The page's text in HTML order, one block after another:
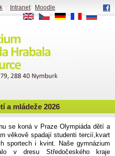
a mládeže 2026
se koná v Praze Olympiáda dětí a
věkově spadají studenti tercií,kvart
sportech i kvint. Naše gymnázium
v dresu Středočeského kraje
Intranet|
Moodle
EN
CS DE FR RU